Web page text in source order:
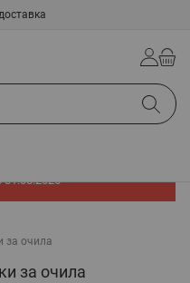
31.08.2026
за очила
за очила